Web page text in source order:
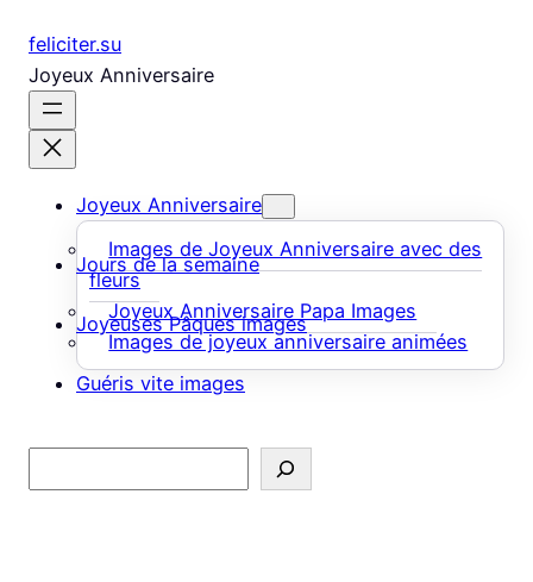
au
contenu
feliciter.su
Joyeux Anniversaire
Joyeux Anniversaire
Images de Joyeux Anniversaire avec des
fleurs
Joyeux Anniversaire Papa Images
Images de joyeux anniversaire animées
Jours de la semaine
Joyeuses Pâques images
Guéris vite images